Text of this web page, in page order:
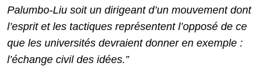
Palumbo-Liu soit un dirigeant d’un mouvement dont
l’esprit et les tactiques représentent l’opposé de ce
que les universités devraient donner en exemple :
l’échange civil des idées.”